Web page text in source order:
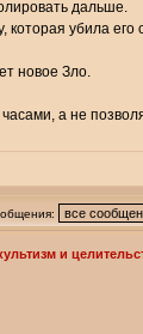
дальше.
которая убила
новое Зло.
а не
и